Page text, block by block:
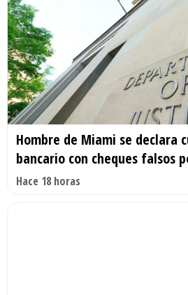
Hombre de Miami se declara
bancario con cheques falsos
Hace 18 horas